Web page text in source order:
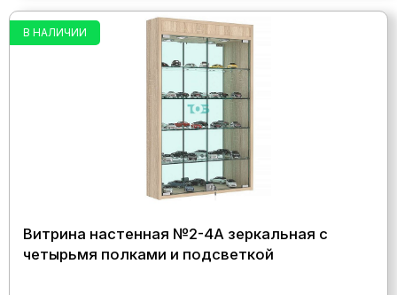
В НАЛИЧИИ
Витрина настенная №2-4А зеркальная с
четырьмя полками и подсветкой